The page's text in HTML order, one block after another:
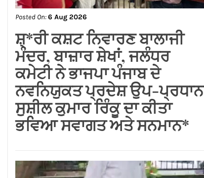
Posted On:6 Aug 2026
ਬਿਜਲੀ ਬਿੱਲ ਮੁਆਫ਼ ਕਰਕੇ ਪੰਜਾਬ
ਰਾਹਤ ਦਿੱਤੀ : ਕੀਮਤੀ ਭਗਤ